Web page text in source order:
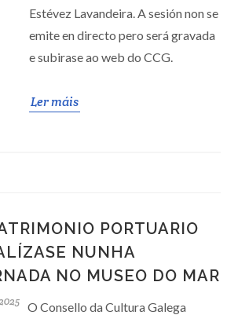
Estévez Lavandeira. A sesión non se
emite en directo pero será gravada
e subirase ao web do CCG.
Ler máis
PORTUARIO
NUNHA
NO MUSEO DO MAR
O Consello da Cultura Galega